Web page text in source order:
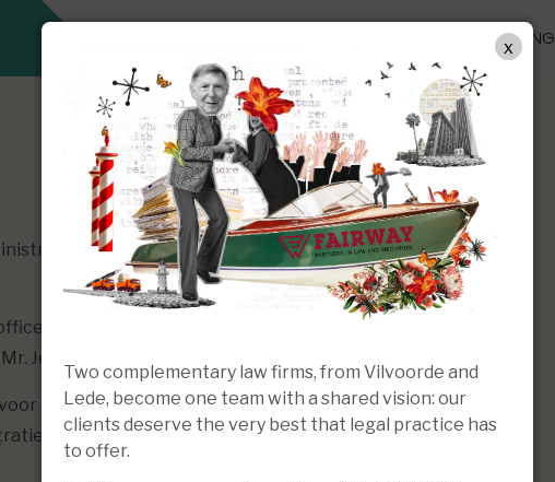
BEMIDDELING
Carine Hoffelinck
Office Coordinator
en startte haar professionele loopbaan als logistiek
aanvankelijk met de focus op het uittypen
Jef Vermassen.
het boekhoudkundige werk. BijFAIRWAYstaat Carine in
en analyses.
Two complementary law firms, from Vilvoorde and
Lede, become one team with a shared vision: our
clients deserve the very best that legal practice has
to offer.
x